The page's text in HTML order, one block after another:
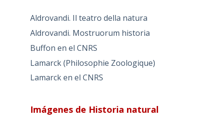
Aldrovandi. Il teatro della natura
Aldrovandi. Mostruorum historia
Buffon en el CNRS
Lamarck (Philosophie Zoologique)
Lamarck en el CNRS
Imágenes de Historia natural